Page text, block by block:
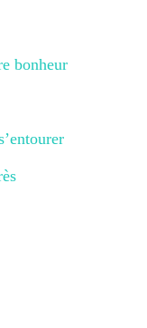
bonheur